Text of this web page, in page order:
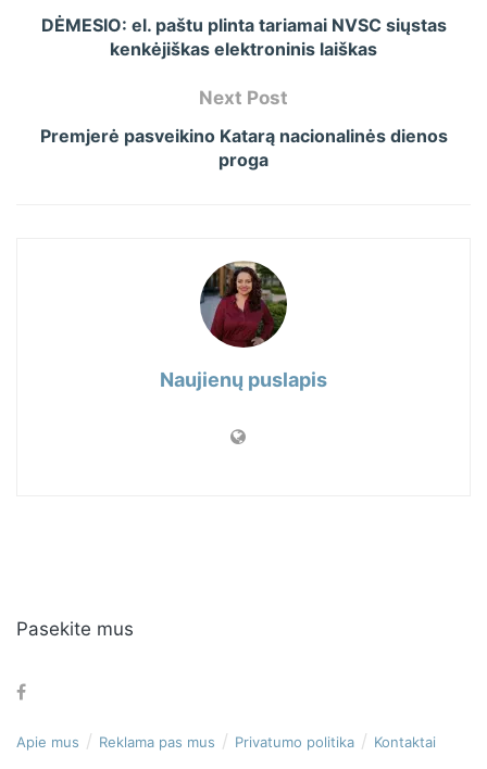
DĖMESIO: el. paštu plinta tariamai NVSC siųstas
kenkėjiškas elektroninis laiškas
Next Post
Premjerė pasveikino Katarą nacionalinės dienos
proga
Naujienų puslapis
Pasekite mus
Apie mus Reklama pas mus Privatumo politika Kontaktai